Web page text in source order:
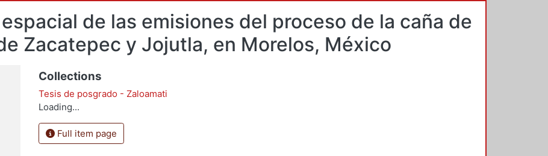
de las emisiones del proceso de la caña de
Zacatepec y Jojutla, en Morelos, México
Collections
Tesis de posgrado - Zaloamati
Loading...
Full item page